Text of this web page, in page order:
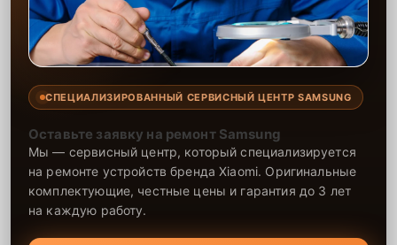
СПЕЦИАЛИЗИРОВАННЫЙ СЕРВИСНЫЙ ЦЕНТР SAMSUNG
Оставьте заявку на ремонт Samsung
Мы — сервисный центр, который специализируется
на ремонте устройств бренда Xiaomi. Оригинальные
комплектующие, честные цены и гарантия до 3 лет
на каждую работу.